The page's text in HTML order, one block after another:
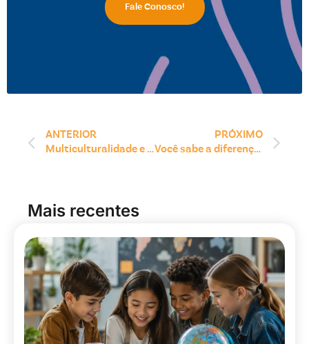
Fale Conosco!
ANTERIOR
Multiculturalidade e educação: construindo um ambiente escolar plural
PRÓXIMO
Você sabe a diferença entre fluência e proficiência? Descubra aqui!
Mais recentes